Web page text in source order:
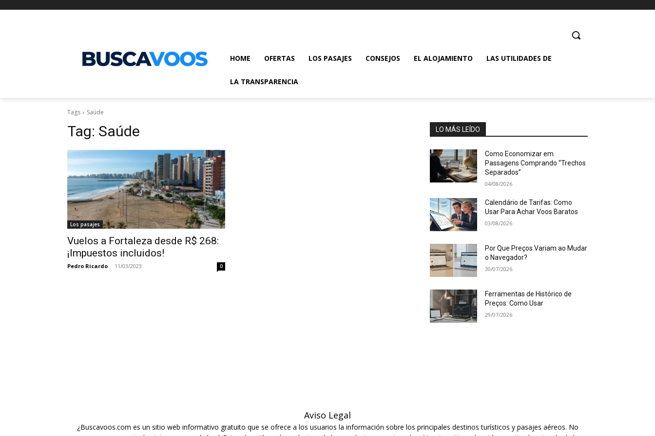
HOME OFERTAS LOS PASAJES CONSEJOS EL ALOJAMIENTO LAS UTILIDADES DE
LA TRANSPARENCIA
Tags Saúde
Tag: Saúde
Los pasajes
Vuelos a Fortaleza desde R$ 268:
¡Impuestos incluidos!
Pedro Ricardo - 11/03/2023 0
LO MÁS LEÍDO
Como Economizar em
Passagens Comprando “Trechos
Separados”
04/08/2026
Calendário de Tarifas: Como
Usar Para Achar Voos Baratos
03/08/2026
Por Que Preços Variam ao Mudar
o Navegador?
30/07/2026
Ferramentas de Histórico de
Preços: Como Usar
29/07/2026
Aviso Legal
¿Buscavoos.com es un sitio web informativo gratuito que se ofrece a los usuarios la información sobre los principales destinos turísticos y pasajes aéreos. No